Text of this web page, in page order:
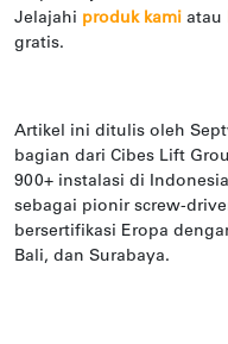
Jelajahi produk kami atau
gratis.
Artikel ini ditulis oleh
bagian dari Cibes Lift
900+ instalasi di
sebagai pionir screw-
bersertifikasi Eropa
Bali, dan Surabaya.